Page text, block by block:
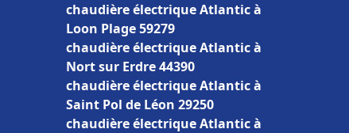
chaudière électrique Atlantic à
Loon Plage 59279
chaudière électrique Atlantic à
Nort sur Erdre 44390
chaudière électrique Atlantic à
Saint Pol de Léon 29250
chaudière électrique Atlantic à